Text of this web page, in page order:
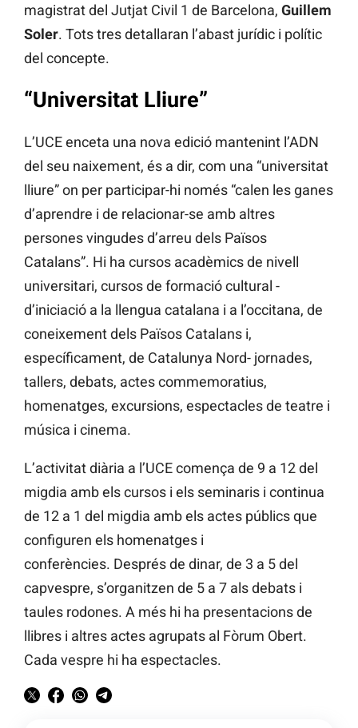
magistrat del Jutjat Civil 1 de Barcelona, Guillem
Soler. Tots tres detallaran l’abast jurídic i polític
del concepte.
“Universitat Lliure”
L’UCE enceta una nova edició mantenint l’ADN
del seu naixement, és a dir, com una “universitat
lliure” on per participar-hi només “calen les ganes
d’aprendre i de relacionar-se amb altres
persones vingudes d’arreu dels Països
Catalans”. Hi ha cursos acadèmics de nivell
universitari, cursos de formació cultural -
d’iniciació a la llengua catalana i a l’occitana, de
coneixement dels Països Catalans i,
específicament, de Catalunya Nord- jornades,
tallers, debats, actes commemoratius,
homenatges, excursions, espectacles de teatre i
música i cinema.
L’activitat diària a l’UCE comença de 9 a 12 del
migdia amb els cursos i els seminaris i continua
de 12 a 1 del migdia amb els actes públics que
configuren els homenatges i
conferències. Després de dinar, de 3 a 5 del
capvespre, s’organitzen de 5 a 7 als debats i
taules rodones. A més hi ha presentacions de
llibres i altres actes agrupats al Fòrum Obert.
Cada vespre hi ha espectacles.